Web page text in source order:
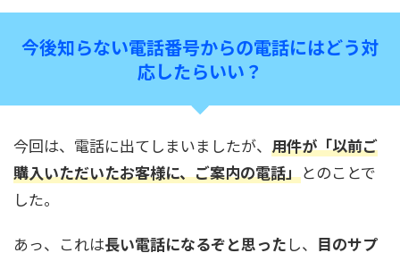
今後知らない電話番号からの電話にはどう対
応したらいい？
今回は、電話に出てしまいましたが、 用件が「以前ご
購入いただいたお客様に、ご案内の電話」とのことで
した。
あっ、これは長い電話になるぞと思った し、 目のサプ